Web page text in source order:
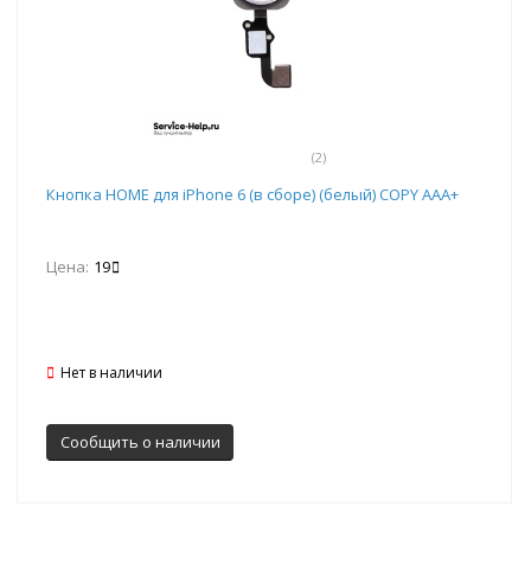
(2)
Кнопка HOME для iPhone 6 (в сборе) (белый) COPY AAA+
Цена: 19
Нет в наличии
Сообщить о наличии